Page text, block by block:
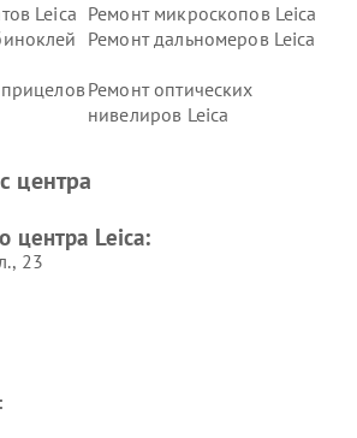
Leica Ремонт микроскопов Leica
Ремонт дальномеров Leica
Ремонт оптических
нивелиров Leica
центра
центра Leica:
23